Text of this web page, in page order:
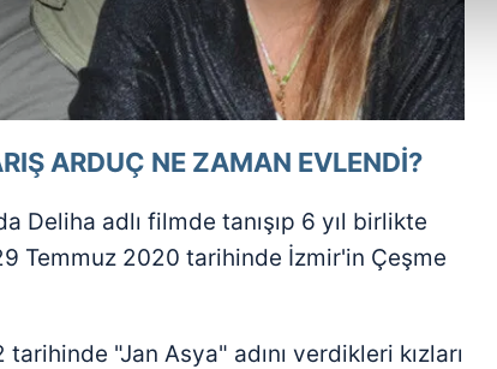
için İnternet Sitemizde kendimize ve üçüncü
verileriniz işlenmekte olup gerekli olan çerezler bilgi
Diğer çerezler, sitemizin daha işlevsel kılınması ve
yapılması, amaçlarıyla sınırlı olarak açık rızanız
aşağıda yer alan panel vasıtasıyla belirleyebilirsiniz.
Bilgilendirme Metnimizi
Korunması Kanunu uyarınca hazırlanmış Aydınlatma
çerezlerle ilgili bilgi almak için lütfen tıklayınız.
ARDUÇ NE ZAMAN EVLENDİ?
Deliha adlı filmde tanışıp 6 yıl birlikte
Temmuz 2020 tarihinde İzmir'in Çeşme
"Jan Asya" adını verdikleri kızları